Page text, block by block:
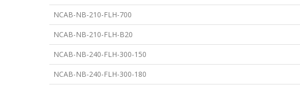
NCAB-NB-210-FLH-700
NCAB-NB-210-FLH-B20
NCAB-NB-240-FLH-300-150
NCAB-NB-240-FLH-300-180